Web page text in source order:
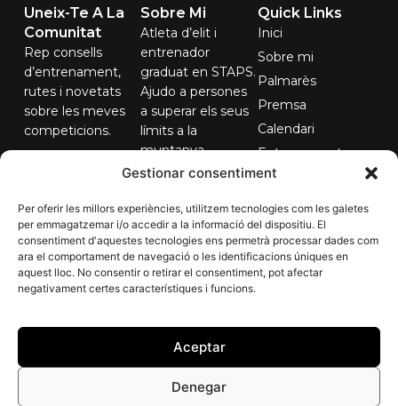
Gestionar consentiment
Per oferir les millors experiències, utilitzem tecnologies com les galetes
per emmagatzemar i/o accedir a la informació del dispositiu. El
consentiment d'aquestes tecnologies ens permetrà processar dades com
ara el comportament de navegació o les identificacions úniques en
aquest lloc. No consentir o retirar el consentiment, pot afectar
negativament certes característiques i funcions.
Aceptar
Denegar
Sobre Mi
Atleta d’elit i
entrenador
graduat en STAPS.
Ajudo a persones
a superar els seus
límits a la
muntanya.
Quick Links
Inici
Sobre mi
Palmarès
Premsa
Calendari
Entrenaments
Contacte
Uneix-Te A La
Comunitat
Rep consells
d’entrenament,
rutes i novetats
sobre les meves
competicions.
Subscriure'm